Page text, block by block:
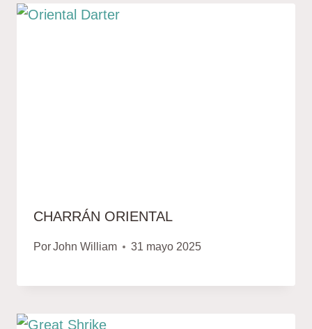
CHARRÁN ORIENTAL
PorJohn William 31 mayo 2025